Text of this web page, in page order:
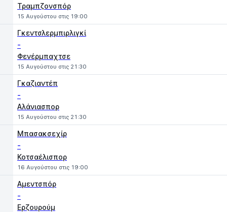
Τραμπζονσπόρ
15 Αυγούστου στις 19:00
Γκεντσλερμπιρλιγκί
-
Φενέρμπαχτσε
15 Αυγούστου στις 21:30
Γκαζιαντέπ
-
Αλάνιασπορ
15 Αυγούστου στις 21:30
Μπασακσεχίρ
-
Κοτσαέλισπορ
16 Αυγούστου στις 19:00
Αμεντσπόρ
-
Ερζουρούμ